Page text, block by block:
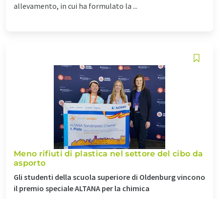
allevamento, in cui ha formulato la ...
Meno rifiuti di plastica nel settore del cibo da
asporto
Gli studenti della scuola superiore di Oldenburg vincono
il premio speciale ALTANA per la chimica